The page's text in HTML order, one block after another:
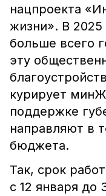
нацпроекта
жизни». В 2025
больше всего
эту
курирует
поддержке
направляют в
бюджета.
Так, срок
с 12 января до